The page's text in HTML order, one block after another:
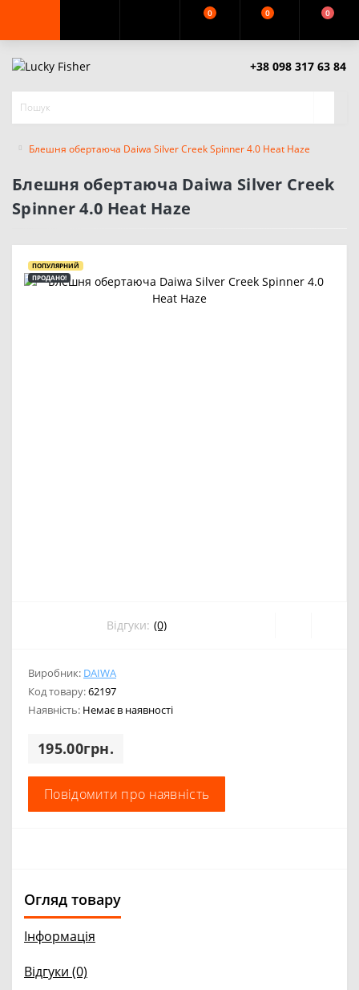
0 0 0
+38 098 317 63 84
Блешня обертаюча Daiwa Silver Creek Spinner 4.0 Heat Haze
Блешня обертаюча Daiwa Silver Creek
Spinner 4.0 Heat Haze
ПОПУЛЯРНИЙ
ПРОДАНО!
Відгуки: (0)
Виробник: DAIWA
Код товару:62197
Наявність: Немає в наявності
195.00грн.
Повідомити про наявність
Огляд товару
Інформація
Відгуки (0)